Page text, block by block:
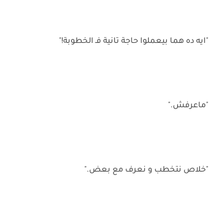
"ايه ده هما بيعملوا حاجة تانية فـ الخطوبة!"
"ماعرفش."
"خلاص نتخطب و نعرف مع بعض."